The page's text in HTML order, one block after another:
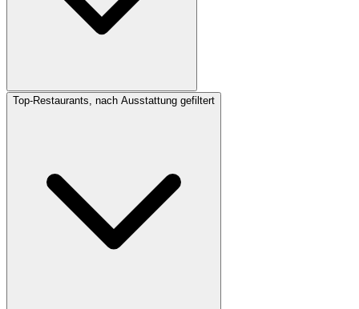
Top-Restaurants, nach Ausstattung gefiltert